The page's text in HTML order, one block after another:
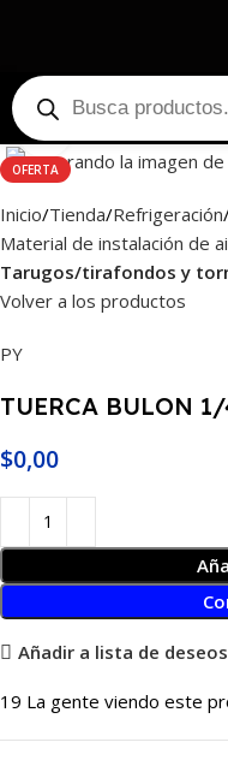
OFERTA
Inicio Tienda Refrigeración
Material de instalación de
Tarugos/tirafondos y
Volver a los productos
PY
TUERCA BULON
$0,00
Añadir a lista de deseos
19 La gente viendo este